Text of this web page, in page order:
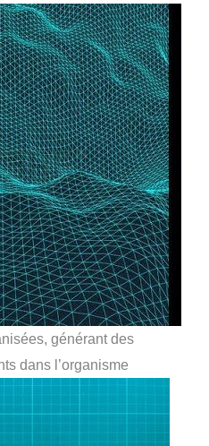
générant des
dans l’organisme